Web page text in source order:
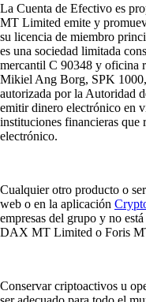
La Cuenta de Efectivo es
MT Limited emite y
su licencia de miembro
es una sociedad limitada
mercantil C 90348 y oficina
Mikiel Ang Borg, SPK
autorizada por la Autoridad
emitir dinero electrónico en
instituciones financieras que
electrónico.
Cualquier otro producto o
web o en la aplicación
empresas del grupo y no
DAX MT Limited o Foris
Conservar criptoactivos u